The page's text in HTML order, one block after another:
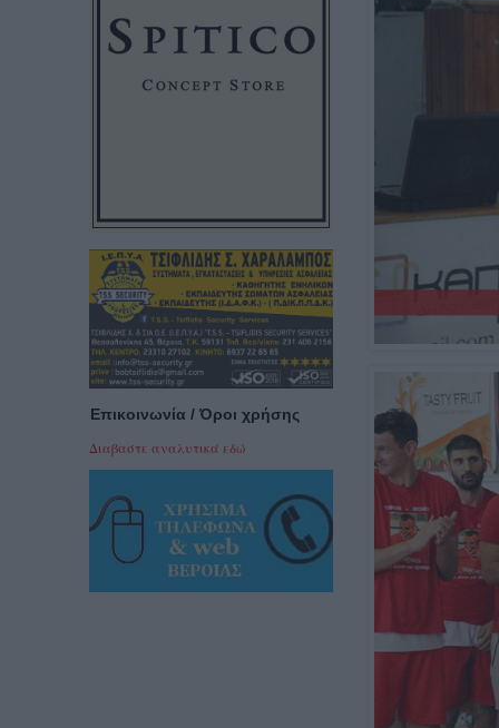
Επικοινωνία / Όροι χρήσης
Διαβαστε αναλυτικά εδώ